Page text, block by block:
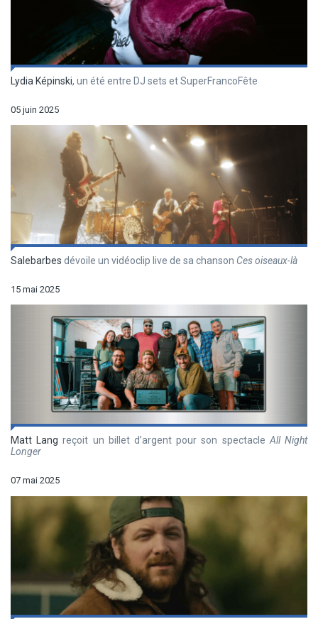
Lydia Képinski, un été entre DJ sets et SuperFrancoFête
05 juin 2025
Salebarbes dévoile un vidéoclip live de sa chanson Ces oiseaux-là
15 mai 2025
Matt Lang reçoit un billet d’argent pour son spectacle All Night
Longer
07 mai 2025